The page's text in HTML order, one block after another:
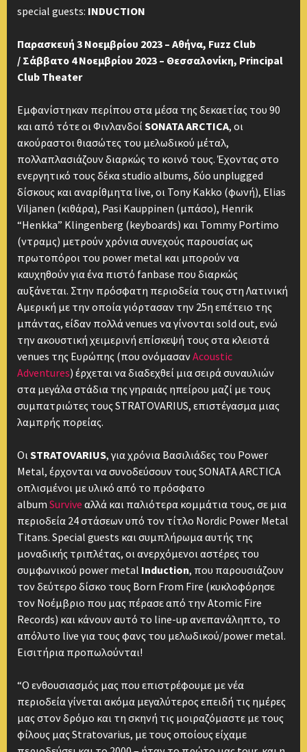
special guests: INDUCTION
Παρασκευή 3 Νοεμβρίου 2023 – Αθήνα, Fuzz Club
/ Σάββατο 4 Νοεμβρίου 2023 – Θεσσαλονίκη, Principal
Club Theater
Εμφανίστηκαν περίπου στα μέσα της δεκαετίας του 90
και από τότε οι ΦινλανδοίSΟΝΑΤΑ ARCTICA, οι
ακούραστοι θιασώτες του μελωδικού μέταλ,
πολλαπλασιάζουν διαρκώς το κοινό τους. Έχοντας στο
ενεργητικό τους δέκα studio albums, δύο unplugged
δίσκους και αναρίθμητα live, oι Tony Kakko (φωνή), Elias
Viljanen (κιθάρα), Pasi Kauppinen (μπάσο), Henrik
“Henkka” Klingenberg (keyboards) και Tommy Portimo
(ντραμς) μετρούν χρόνια συνεχούς παρουσίας ως
πρωτοπόροι του power metal και μπορούν να
καυχηθούν για ένα πιστό fanbase που διαρκώς
αυξάνεται. Στην πρόσφατη περιοδεία τους στη Λατινική
Αμερική με την οποία γιόρτασαν την 25η επέτειο της
μπάντας, είδαν πολλά venues να γίνονται sold out, ενώ
την ακουστική χειμερινή επίσκεψή τους στα κλειστά
venues της Ευρώπης (που ονόμασανAcoustic
Adventures) έρχεται να διαδεχθεί μια σειρά συναυλιών
στα μεγάλα στάδια της γηραιάς ηπείρου μαζί με τους
συμπατριώτες τους STRATOVARIUS, επιστέγασμα μιας
λαμπρής πορείας.
ΟιSTRATOVARIUS, για χρόνια Βασιλιάδες του Power
Metal, έρχονται να συνοδεύσουν τους SΟΝΑΤΑ ARCTICA
οπλισμένοι με υλικό από το πρόσφατο
album Survive αλλά και παλιότερα κομμάτια τους, σε μια
περιοδεία 24 στάσεων υπό τον τίτλο Nordic Power Metal
Titans. Special guests και συμπλήρωμα αυτής της
μοναδικής τριπλέτας, οι ανερχόμενοι αστέρες του
συμφωνικού power metal Induction, που παρουσιάζουν
τον δεύτερο δίσκο τους Born From Fire (κυκλοφόρησε
τον Νοέμβριο που μας πέρασε από την Atomic Fire
Records) και κάνουν αυτό το line-up ανεπανάληπτο, το
απόλυτο live για τους φανς του μελωδικού/power metal.
Εισιτήρια προπωλούνται!
“Ο ενθουσιασμός μας που επιστρέφουμε με νέα
περιοδεία γίνεται ακόμα μεγαλύτερος επειδή τις ημέρες
μας στον δρόμο και τη σκηνή τις μοιραζόμαστε με τους
φίλους μας Stratovarius, με τους οποίους είχαμε